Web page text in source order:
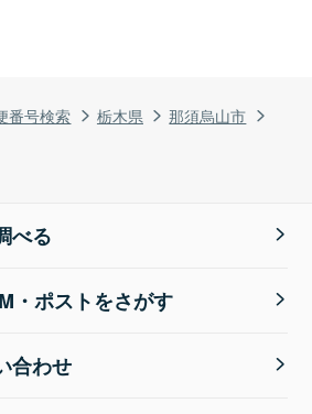
番号検索 栃木県
那須烏山市
べる
・ポストをさがす
合わせ